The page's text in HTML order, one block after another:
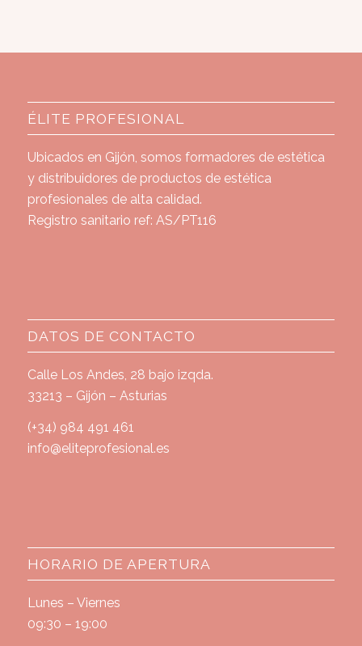
ÉLITE PROFESIONAL
Ubicados en Gijón, somos formadores de estética
y distribuidores de productos de estética
profesionales de alta calidad.
Registro sanitario ref: AS/PT116
DATOS DE CONTACTO
Calle Los Andes, 28 bajo izqda.
33213 – Gijón – Asturias
(+34) 984 491 461
info@eliteprofesional.es
HORARIO DE APERTURA
Lunes – Viernes
09:30 – 19:00